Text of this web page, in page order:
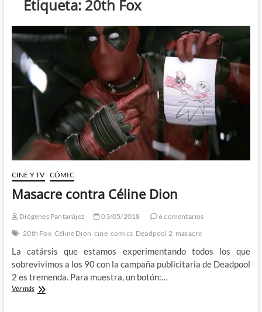
Etiqueta: 20th Fox
CINE Y TV CÓMIC
Masacre contra Céline Dion
Diógenes Pantarújez 03/05/2018
6 comentarios
20th Fox Céline Dion cine comics Deadpool 2 masacre
La catársis que estamos experimentando todos los que
sobrevivimos a los 90 con la campaña publicitaria de Deadpool
2 es tremenda. Para muestra, un botón:…
Ver másMasacre